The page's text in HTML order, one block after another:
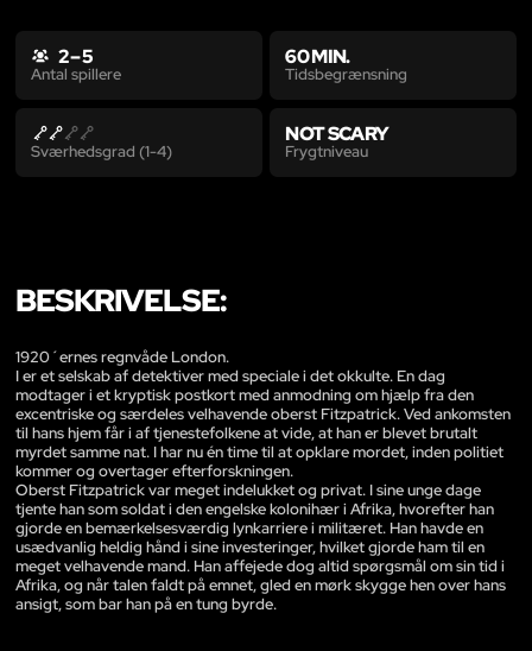
2 – 5
Antal spillere
60 MIN.
Tidsbegrænsning
Sværhedsgrad (1-4)
NOT SCARY
Frygtniveau
BESKRIVELSE:
1920´ernes regnvåde London.
I er et selskab af detektiver med speciale i det okkulte. En dag
modtager i et kryptisk postkort med anmodning om hjælp fra den
excentriske og særdeles velhavende oberst Fitzpatrick. Ved ankomsten
til hans hjem får i af tjenestefolkene at vide, at han er blevet brutalt
myrdet samme nat. I har nu én time til at opklare mordet, inden politiet
kommer og overtager efterforskningen.
Oberst Fitzpatrick var meget indelukket og privat. I sine unge dage
tjente han som soldat i den engelske kolonihær i Afrika, hvorefter han
gjorde en bemærkelsesværdig lynkarriere i militæret. Han havde en
usædvanlig heldig hånd i sine investeringer, hvilket gjorde ham til en
meget velhavende mand. Han affejede dog altid spørgsmål om sin tid i
Afrika, og når talen faldt på emnet, gled en mørk skygge hen over hans
ansigt, som bar han på en tung byrde.